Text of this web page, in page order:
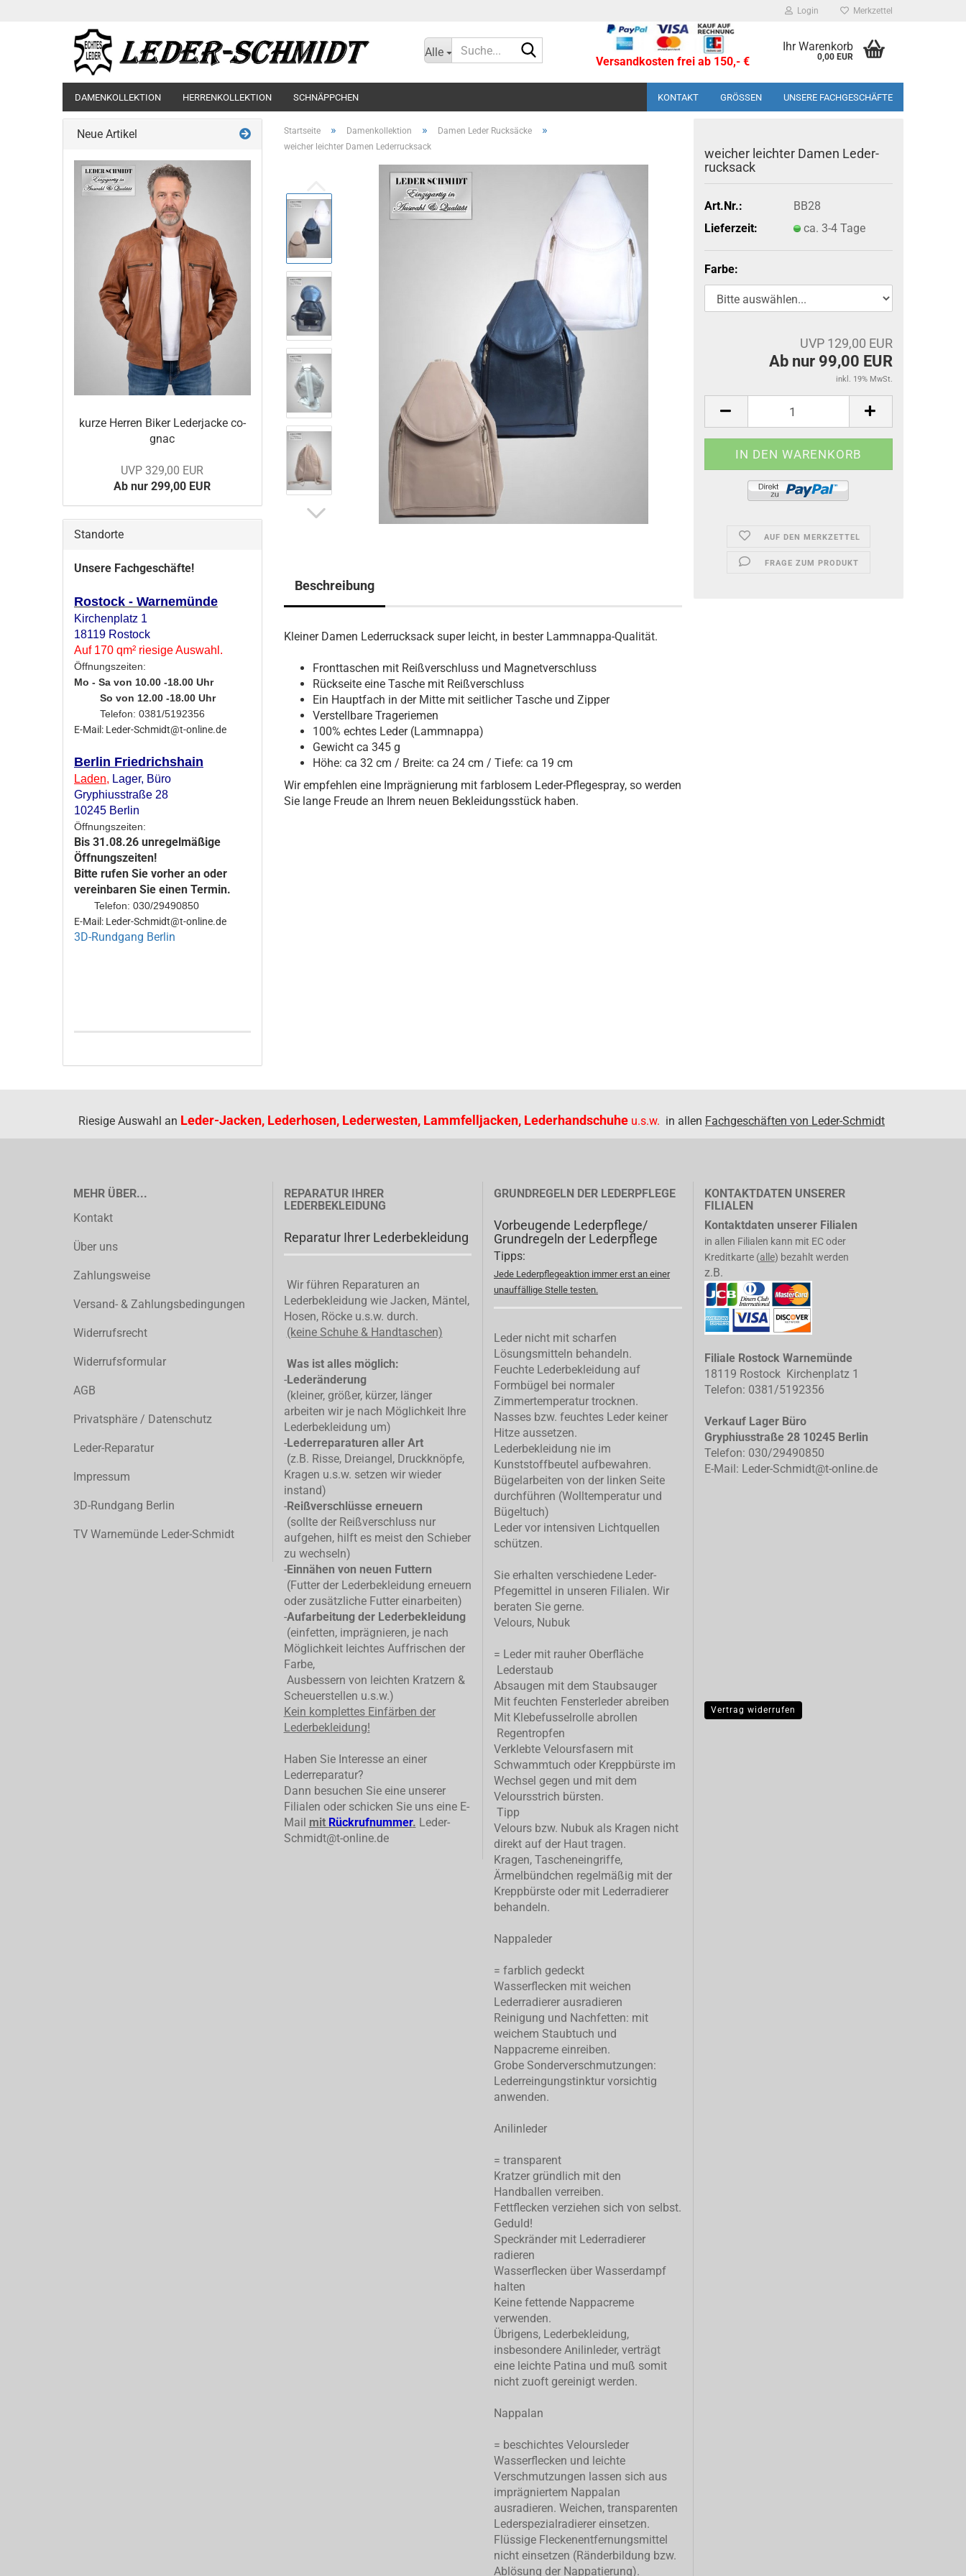
Login Merkzettel
Alle
Versandkosten frei ab 150,- €
Ihr Warenkorb
0,00 EUR
DAMENKOLLEKTION HERRENKOLLEKTION SCHNÄPPCHEN KONTAKT GRÖSSEN UNSERE FACHGESCHÄFTE
Startseite » Damenkollektion » Damen Leder Rucksäcke »
weicher leichter Damen Lederrucksack
wei­cher leich­ter Damen Le­der­
ruck­sack
Art.Nr.:
BB28
Lieferzeit:
ca. 3-4 Tage
Farbe:
UVP 129,00 EUR
Ab nur 99,00 EUR
inkl. 19% MwSt.
AUF DEN MERKZETTEL
FRAGE ZUM PRODUKT
Beschreibung
Kleiner Damen Lederrucksack super leicht, in bester Lammnappa-Qualität.
Fronttaschen mit Reißverschluss und Magnetverschluss
Rückseite eine Tasche mit Reißverschluss
Ein Hauptfach in der Mitte mit seitlicher Tasche und Zipper
Verstellbare Trageriemen
100% echtes Leder (Lammnappa)
Gewicht ca 345 g
Höhe: ca 32 cm / Breite: ca 24 cm / Tiefe: ca 19 cm
Wir empfehlen eine Imprägnierung mit farblosem Leder-Pflegespray, so werden
Sie lange Freude an Ihrem neuen Bekleidungsstück haben.
Neue Artikel
kurze Her­ren Biker Le­der­ja­cke co­
gnac
UVP 329,00 EUR
Ab nur 299,00 EUR
Standorte
Unsere Fachgeschäfte!
Rostock - Warnemünde
Kirchenplatz 1
18119 Rostock
Auf 170 qm² riesige Auswahl.
Öffnungszeiten:
Mo - Sa von 10.00 -18.00 Uhr
So von 12.00 -18.00 Uhr
Telefon: 0381/5192356
E-Mail: Leder-Schmidt@t-online.de
Berlin Friedrichshain
Laden, Lager, Büro
Gryphiusstraße 28
10245 Berlin
Öffnungszeiten:
Bis 31.08.26 unregelmäßige
Öffnungszeiten!
Bitte rufen Sie vorher an oder
vereinbaren Sie einen Termin.
Telefon: 030/29490850
E-Mail: Leder-Schmidt@t-online.de
3D-Rundgang Berlin
Riesige Auswahl an Leder-Jacken, Lederhosen, Lederwesten, Lammfelljacken, Lederhandschuhe u.s.w. in allen Fachgeschäften von Leder-Schmidt
MEHR ÜBER...
Kontakt
Über uns
Zahlungsweise
Versand- & Zahlungsbedingungen
Widerrufsrecht
Widerrufsformular
AGB
Privatsphäre / Datenschutz
Leder-Reparatur
Impressum
3D-Rundgang Berlin
TV Warnemünde Leder-Schmidt
REPARATUR IHRER
LEDERBEKLEIDUNG
Reparatur Ihrer Lederbekleidung
Wir führen Reparaturen an
Lederbekleidung wie Jacken, Mäntel,
Hosen, Röcke u.s.w. durch.
(keine Schuhe & Handtaschen)
Was ist alles möglich:
-Lederänderung
(kleiner, größer, kürzer, länger
arbeiten wir je nach Möglichkeit Ihre
Lederbekleidung um)
-Lederreparaturen aller Art
(z.B. Risse, Dreiangel, Druckknöpfe,
Kragen u.s.w. setzen wir wieder
instand)
-Reißverschlüsse erneuern
(sollte der Reißverschluss nur
aufgehen, hilft es meist den Schieber
zu wechseln)
-Einnähen von neuen Futtern
(Futter der Lederbekleidung erneuern
oder zusätzliche Futter einarbeiten)
-Aufarbeitung der Lederbekleidung
(einfetten, imprägnieren, je nach
Möglichkeit leichtes Auffrischen der
Farbe,
Ausbessern von leichten Kratzern &
Scheuerstellen u.s.w.)
Kein komplettesEinfärben der
Lederbekleidung!
Haben Sie Interesse an einer
Lederreparatur?
Dann besuchen Sie eine unserer
Filialen oder schicken Sie uns eine E-
Mail mit Rückrufnummer. Leder-
Schmidt@t-online.de
GRUNDREGELN DER LEDERPFLEGE
Vorbeugende Lederpflege/
Grundregeln der Lederpflege
Tipps:
Jede Lederpflegeaktion immer erst an einer
unauffällige Stelle testen.
Leder nicht mit scharfen
Lösungsmitteln behandeln.
Feuchte Lederbekleidung auf
Formbügel bei normaler
Zimmertemperatur trocknen.
Nasses bzw. feuchtes Leder keiner
Hitze aussetzen.
Lederbekleidung nie im
Kunststoffbeutel aufbewahren.
Bügelarbeiten von der linken Seite
durchführen (Wolltemperatur und
Bügeltuch)
Leder vor intensiven Lichtquellen
schützen.
Sie erhalten verschiedene Leder-
Pfegemittel in unseren Filialen. Wir
beraten Sie gerne.
Velours, Nubuk
= Leder mit rauher Oberfläche
Lederstaub
Absaugen mit dem Staubsauger
Mit feuchten Fensterleder abreiben
Mit Klebefusselrolle abrollen
Regentropfen
Verklebte Veloursfasern mit
Schwammtuch oder Kreppbürste im
Wechsel gegen und mit dem
Veloursstrich bürsten.
Tipp
Velours bzw. Nubuk als Kragen nicht
direkt auf der Haut tragen.
Kragen, Tascheneingriffe,
Ärmelbündchen regelmäßig mit der
Kreppbürste oder mit Lederradierer
behandeln.
Nappaleder
= farblich gedeckt
Wasserflecken mit weichen
Lederradierer ausradieren
Reinigung und Nachfetten: mit
weichem Staubtuch und
Nappacreme einreiben.
Grobe Sonderverschmutzungen:
Lederreingungstinktur vorsichtig
anwenden.
Anilinleder
= transparent
Kratzer gründlich mit den
Handballen verreiben.
Fettflecken verziehen sich von selbst.
Geduld!
Speckränder mit Lederradierer
radieren
Wasserflecken über Wasserdampf
halten
Keine fettende Nappacreme
verwenden.
Übrigens, Lederbekleidung,
insbesondere Anilinleder, verträgt
eine leichte Patina und muß somit
nicht zuoft gereinigt werden.
Nappalan
= beschichtes Veloursleder
Wasserflecken und leichte
Verschmutzungen lassen sich aus
imprägniertem Nappalan
ausradieren. Weichen, transparenten
Lederspezialradierer einsetzen.
Flüssige Fleckenentfernungsmittel
nicht einsetzen (Ränderbildung bzw.
Ablösung der Nappatierung).
KONTAKTDATEN UNSERER
FILIALEN
Kontaktdaten unserer Filialen
in allen Filialen kann mit EC oder
Kreditkarte (alle) bezahlt werden
z.B.
Filiale Rostock Warnemünde
18119 Rostock Kirchenplatz 1
Telefon: 0381/5192356
Verkauf Lager Büro
Gryphiusstraße 28 10245 Berlin
Telefon: 030/29490850
E-Mail: Leder-Schmidt@t-online.de
Vertrag widerrufen